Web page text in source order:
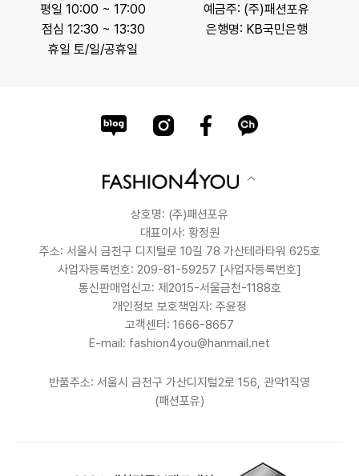
평일 10:00 ~ 17:00
점심 12:30 ~ 13:30
휴일 토/일/공휴일
예금주: (주)패션포유
은행명: KB국민은행
상호명: (주)패션포유
대표이사: 황정원
주소: 서울시 금천구 디지털로 10길 78 가산테라타워 625호
사업자등록번호: 209-81-59257 [사업자등록번호]
통신판매업신고: 제2015-서울금천-1188호
개인정보 보호책임자: 주윤정
고객센터: 1666-8657
E-mail: fashion4you@hanmail.net
반품주소: 서울시 금천구 가산디지털2로 156, 관악1직영
(패션포유)